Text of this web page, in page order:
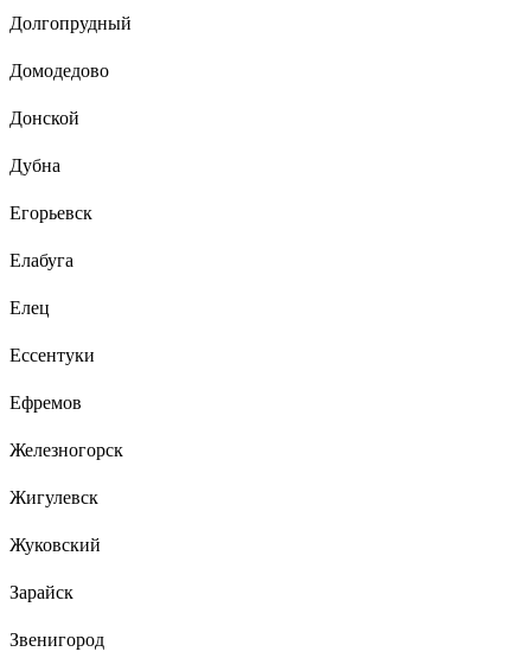
Долгопрудный
Домодедово
Донской
Дубна
Егорьевск
Елабуга
Елец
Ессентуки
Ефремов
Железногорск
Жигулевск
Жуковский
Зарайск
Звенигород